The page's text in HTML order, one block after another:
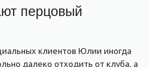
перцовый
клиентов Юлии иногда
далеко отходить от клуба, а